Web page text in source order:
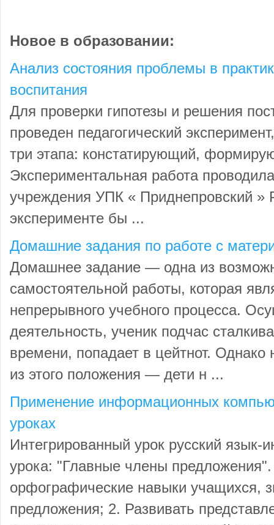
Новое в образовании:
Анализ состояния проблемы в
воспитания
Для проверки гипотезы и решения
проведен педагогический
три этапа: констатирующий,
Экспериментальная работа
учреждения УПК « Приднепровский »
эксперименте бы ...
Домашние задания по работе с
Домашнее задание — одна из
самостоятельной работы, которая
непрерывного учебного процесса.
деятельность, ученик подчас
времени, попадает в цейтнот.
из этого положения — дети н ...
Применение информационных
уроках
Интегрированный урок русский
урока: "Главные члены
орфографические навыки учащихся,
предложения; 2. Развивать